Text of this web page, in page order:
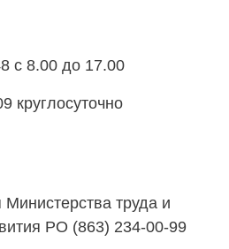
с 8.00 до 17.00
круглосуточно
труда и
РО (863) 234-00-99